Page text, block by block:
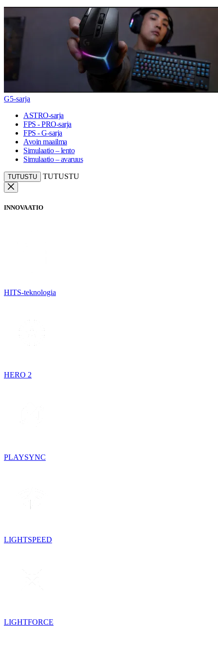
G5-sarja
ASTRO-sarja
FPS - PRO-sarja
FPS - G-sarja
Avoin maailma
Simulaatio – lento
Simulaatio – avaruus
TUTUSTU TUTUSTU
INNOVAATIO
HITS-teknologia
HERO 2
PLAYSYNC
LIGHTSPEED
LIGHTFORCE